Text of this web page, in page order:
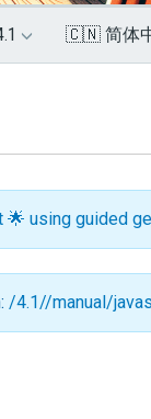
🇨🇳 简体
using guided
/4.1//manual/